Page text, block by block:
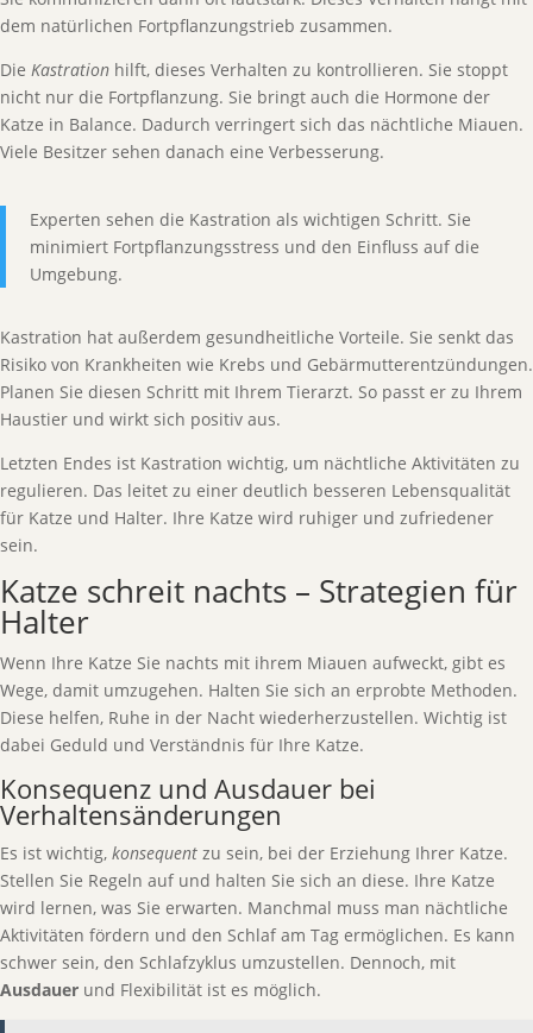
dem natürlichen Fortpflanzungstrieb zusammen.
Die Kastration hilft, dieses Verhalten zu kontrollieren. Sie stoppt
nicht nur die Fortpflanzung. Sie bringt auch die Hormone der
Katze in Balance. Dadurch verringert sich das nächtliche Miauen.
Viele Besitzer sehen danach eine Verbesserung.
Experten sehen die Kastration als wichtigen Schritt. Sie
minimiert Fortpflanzungsstress und den Einfluss auf die
Umgebung.
Kastration hat außerdem gesundheitliche Vorteile. Sie senkt das
Risiko von Krankheiten wie Krebs und Gebärmutterentzündungen.
Planen Sie diesen Schritt mit Ihrem Tierarzt. So passt er zu Ihrem
Haustier und wirkt sich positiv aus.
Letzten Endes ist Kastration wichtig, um nächtliche Aktivitäten zu
regulieren. Das leitet zu einer deutlich besseren Lebensqualität
für Katze und Halter. Ihre Katze wird ruhiger und zufriedener
sein.
Katze schreit nachts – Strategien für
Halter
Wenn Ihre Katze Sie nachts mit ihrem Miauen aufweckt, gibt es
Wege, damit umzugehen. Halten Sie sich an erprobte Methoden.
Diese helfen, Ruhe in der Nacht wiederherzustellen. Wichtig ist
dabei Geduld und Verständnis für Ihre Katze.
Konsequenz und Ausdauer bei
Verhaltensänderungen
Es ist wichtig, konsequent zu sein, bei der Erziehung Ihrer Katze.
Stellen Sie Regeln auf und halten Sie sich an diese. Ihre Katze
wird lernen, was Sie erwarten. Manchmal muss man nächtliche
Aktivitäten fördern und den Schlaf am Tag ermöglichen. Es kann
schwer sein, den Schlafzyklus umzustellen. Dennoch, mit
Ausdauer und Flexibilität ist es möglich.